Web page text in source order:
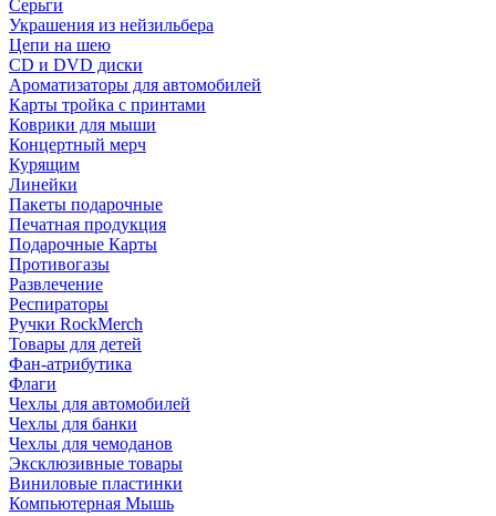
Серьги
Украшения из нейзильбера
Цепи на шею
CD и DVD диски
Ароматизаторы для автомобилей
Карты тройка с принтами
Коврики для мыши
Концертный мерч
Курящим
Линейки
Пакеты подарочные
Печатная продукция
Подарочные Карты
Противогазы
Развлечение
Респираторы
Ручки RockMerch
Товары для детей
Фан-атрибутика
Флаги
Чехлы для автомобилей
Чехлы для банки
Чехлы для чемоданов
Эксклюзивные товары
Виниловые пластинки
Компьютерная Мышь